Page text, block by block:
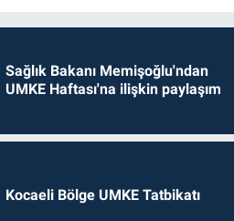
Sağlık Bakanı Memişoğlu'ndan
UMKE Haftası'na ilişkin paylaşım
Kocaeli Bölge UMKE Tatbikatı